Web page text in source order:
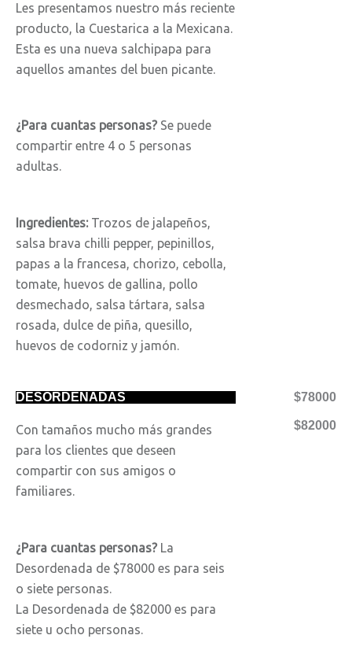
Les presentamos nuestro más reciente
producto, la Cuestarica a la Mexicana.
Esta es una nueva salchipapa para
aquellos amantes del buen picante.
¿Para cuantas personas? Se puede
compartir entre 4 o 5 personas
adultas.
Ingredientes:Trozos de jalapeños,
salsa brava chilli pepper, pepinillos,
papas a la francesa, chorizo, cebolla,
tomate, huevos de gallina, pollo
desmechado, salsa tártara, salsa
rosada, dulce de piña, quesillo,
huevos de codorniz y jamón.
DESORDENADAS
Con tamaños mucho más grandes
para los clientes que deseen
compartir con sus amigos o
familiares.
¿Para cuantas personas? La
Desordenada de $78000 es para seis
o siete personas.
La Desordenada de $82000 es para
siete u ocho personas.
$78000
$82000